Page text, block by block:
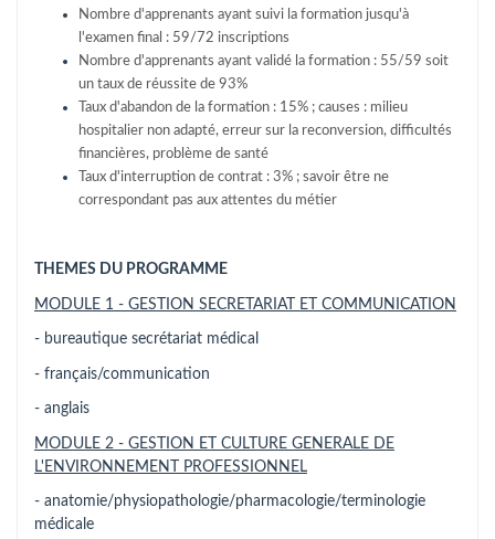
Nombre d'apprenants ayant suivi la formation jusqu'à
l'examen final : 59/72 inscriptions
Nombre d'apprenants ayant validé la formation : 55/59 soit
un taux de réussite de 93%
Taux d'abandon de la formation : 15% ; causes : milieu
hospitalier non adapté, erreur sur la reconversion, difficultés
financières, problème de santé
Taux d'interruption de contrat : 3% ; savoir être ne
correspondant pas aux attentes du métier
THEMES DU PROGRAMME
MODULE 1 - GESTION SECRETARIAT ET COMMUNICATION
- bureautique secrétariat médical
- français/communication
- anglais
MODULE 2 - GESTION ET CULTURE GENERALE DE
L'ENVIRONNEMENT PROFESSIONNEL
- anatomie/physiopathologie/pharmacologie/terminologie
médicale